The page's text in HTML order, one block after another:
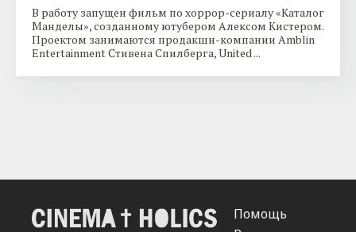
В работу запущен фильм по хоррор-сериалу «Каталог
Манделы», созданному ютубером Алексом Кистером.
Проектом занимаются продакшн-компании Amblin
Entertainment Стивена Спилберга, United ...
Помощь